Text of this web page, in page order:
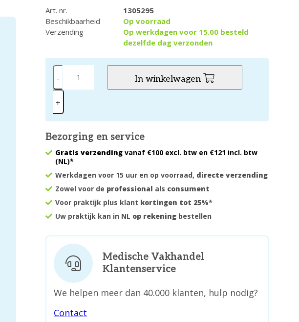
Art. nr.
1305295
Beschikbaarheid
Op voorraad
Verzending
Op werkdagen voor 15.00 besteld
dezelfde dag verzonden
-
+
In winkelwagen
Bezorging en service
Gratis verzending vanaf €100 excl. btw en €121 incl. btw
(NL)*
Werkdagen voor 15 uur en op voorraad, directe verzending
Zowel voor de professional als consument
Voor praktijk plus klant kortingen tot 25%*
Uw praktijk kan in NL op rekening bestellen
Medische Vakhandel
Klantenservice
We helpen meer dan 40.000 klanten, hulp nodig?
Contact